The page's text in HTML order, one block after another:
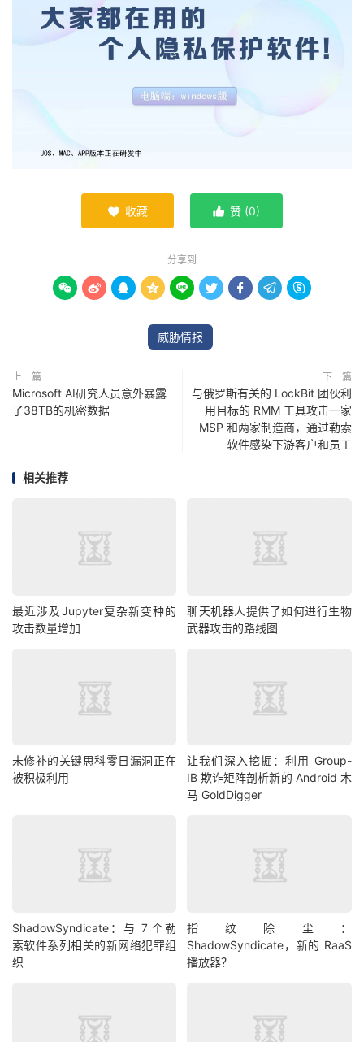
 收藏  赞 (0)
分享到
        
威胁情报
上一篇
Microsoft AI研究人员意外暴露
了38TB的机密数据
下一篇
与俄罗斯有关的 LockBit 团伙利
用目标的 RMM 工具攻击一家
MSP 和两家制造商，通过勒索
软件感染下游客户和员工
相关推荐
最近涉及Jupyter复杂新变种的
攻击数量增加
聊天机器人提供了如何进行生物
武器攻击的路线图
未修补的关键思科零日漏洞正在
被积极利用
让我们深入挖掘：利用 Group-
IB 欺诈矩阵剖析新的 Android 木
马 GoldDigger
ShadowSyndicate：与 7 个勒
索软件系列相关的新网络犯罪组
织
指纹除尘：
ShadowSyndicate，新的 RaaS
播放器？